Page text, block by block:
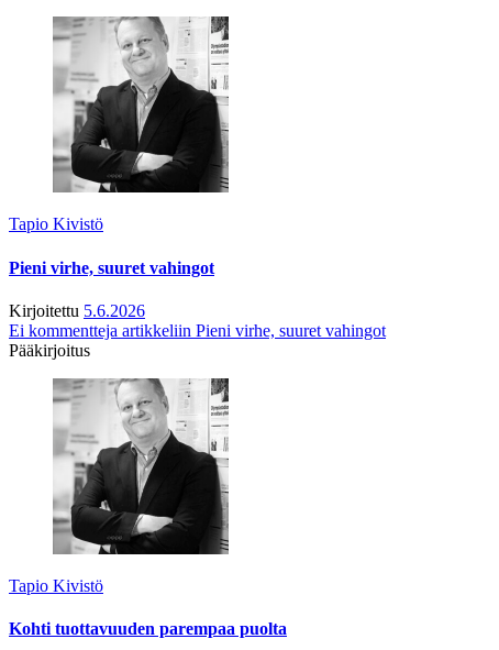
Tapio Kivistö
Pieni virhe, suuret vahingot
Kirjoitettu 5.6.2026
Ei kommentteja artikkeliin Pieni virhe, suuret vahingot
Pääkirjoitus
Tapio Kivistö
Kohti tuottavuuden parempaa puolta